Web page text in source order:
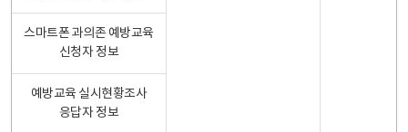
스마트폰 과의존 예방교육
신청자 정보
예방교육 실시현황조사
응답자 정보